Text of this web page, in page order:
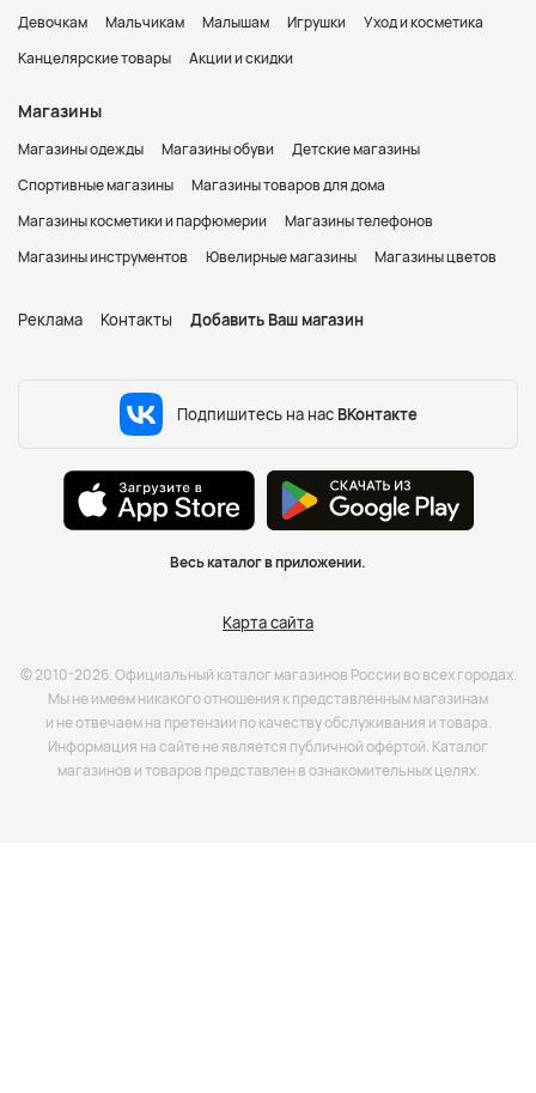
Девочкам Мальчикам Малышам Игрушки
Уход и косметика
Канцелярские товары
Акции и скидки
Магазины
Магазины одежды Магазины обуви
Детские магазины
Спортивные магазины
Магазины товаров для дома
Магазины косметики и парфюмерии
Магазины телефонов
Магазины инструментов
Ювелирные магазины Магазины цветов
Реклама Контакты Добавить Ваш магазин
Подпишитесь на нас ВКонтакте
Весь каталог в приложении.
Карта сайта
© 2010-2026. Официальный каталог магазинов России во всех городах.
Мы не имеем никакого отношения к представленным магазинам
и не отвечаем на претензии по качеству обслуживания и товара.
Информация на сайте не является публичной офёртой. Каталог
магазинов и товаров представлен в ознакомительных целях.